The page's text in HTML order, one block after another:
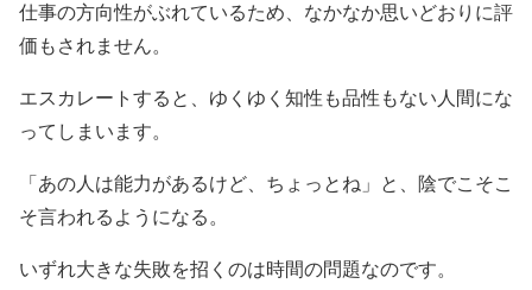
仕事の方向性がぶれているため、なかなか思いどおりに評
価もされません。
エスカレートすると、ゆくゆく知性も品性もない人間にな
ってしまいます。
「あの人は能力があるけど、ちょっとね」と、陰でこそこ
そ言われるようになる。
いずれ大きな失敗を招くのは時間の問題なのです。